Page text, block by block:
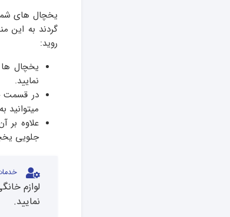
یخچال های شما
گردند به این
روید:
یخچال
نمایید.
در قسمت
میتوانید
علاوه بر
جلویی
لوازم
نمایید.